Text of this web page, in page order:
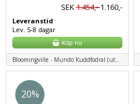
SEK1.454,-1.160,-
Leveranstid
Lev. 5-8 dagar
20%